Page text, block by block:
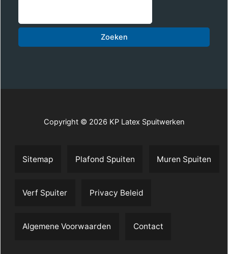
Zoeken
Copyright © 2026 KP Latex Spuitwerken
Sitemap Plafond Spuiten Muren Spuiten
Verf Spuiter Privacy Beleid
Algemene Voorwaarden Contact